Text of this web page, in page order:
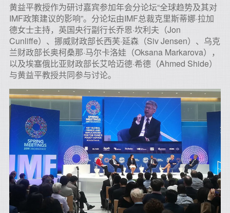
黄益平教授作为研讨嘉宾参加年会分论坛“全球趋势及其对
IMF政策建议的影响”。分论坛由IMF总裁克里斯蒂娜·拉加
德女士主持，英国央行副行长乔恩·坎利夫（Jon
Cunliffe）、挪威财政部长西芙·延森（Siv Jensen）、乌克
兰财政部长奥柯桑那·马尔卡洛娃（Oksana Markarova），
以及埃塞俄比亚财政部长艾哈迈德·希德（Ahmed Shide）
与黄益平教授共同参与讨论。